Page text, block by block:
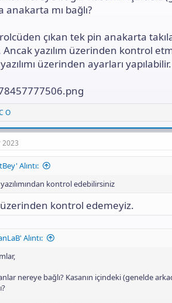
anakarta mı bağlı?
çıkan tek pin anakarta
Ancak yazılım üzerinden kontrol
üzerinden ayarları yapılabilir.
O
2023
Alıntı:
kontrol edebilirsiniz
kontrol edemeyiz.
Alıntı:
nereye bağlı? Kasanın içindeki (genelde